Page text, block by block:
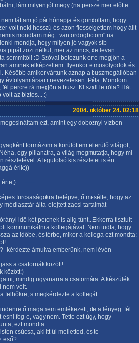
lám milyen jól megy (na persze mer előtte
láttam jó pár hónapja és gondoltam, hogy
volt neki hosszú és azon flesselgettem hogy állt
mondtam még...van ördögbotom" na
mondja, hogy milyen jó vagyok stb
pipát zözi nélkül, mer az nincs, de levan
semmitől! :D Szóval botozunk erre megjön a
aminek elképzeltem. Ilyenkor elmosolyodok és
Később amikor vártunk aznap a buszmegállóban
évfolyamtársam nevezetesen: Péta. Mondom
percre rá megjön a busz. Ki száll le róla? Hát
volt az biztos... :)
2004. október 24. 02:18
ezt, amint egy doboznyi vízben
formázom a körülöttem elterülő világot,
egy pillanatra, a világ megmutatja, hogy mi
részletével. A legutolsó kis részletet is én
érik:))
érte;)
furcsaságokra betépve, ő mesélte, hogy az
médiasztár által elejtett zacsi tartalmát
idő két percnek is alig tűnt...Ekkorra tisztult
kommunikálni a kollegájával. Nem tudta, hogy
az időbe, és térbe, mikor a kollega ezt mondta:
-kérdezte ámulva emberünk, nem lévén
a csatornák között!
között:)
mindig ugyanarra a csatornára. A készülék
nem volt.
felhőkre, s megkérdezte a kollegát:
ő maga sem emlékezett, de a lényeg: fél
fog-e, vagy nem. Tette ezt úgy, hogy
ezt mondta:
csúcsa, aki itt ül melletted, és te
eső?